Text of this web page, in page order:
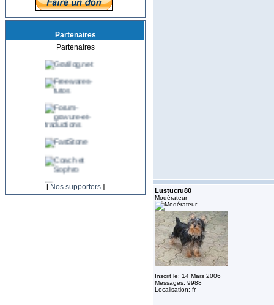
Partenaires
Partenaires
[ Nos supporters] Lustucru80
Modérateur
Inscrit le: 14 Mars 2006
Messages: 9988
Localisation: fr